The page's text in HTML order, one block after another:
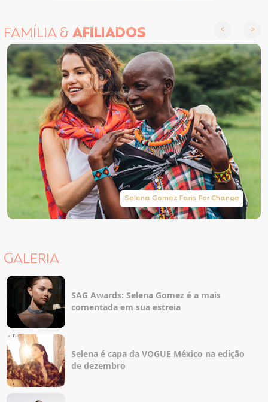
FAMÍLIA &AFILIADOS
Selena Gomez Fans For Change
GALERIA
SAG Awards: Selena Gomez é a mais
comentada em sua estreia
Selena é capa da VOGUE México na edição
de dezembro